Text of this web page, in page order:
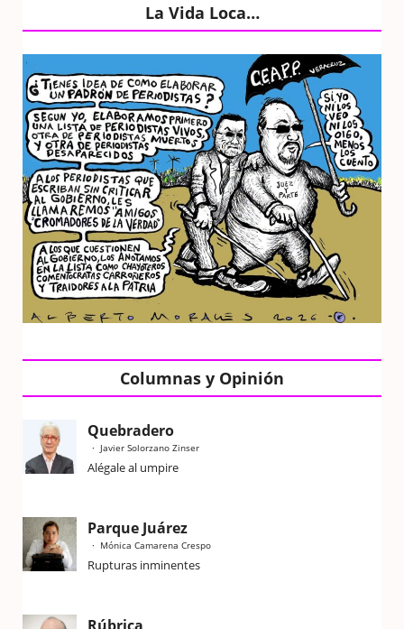
La Vida Loca…
Columnas y Opinión
Quebradero
Javier Solorzano Zinser
Alégale al umpire
Parque Juárez
Mónica Camarena Crespo
Rupturas inminentes